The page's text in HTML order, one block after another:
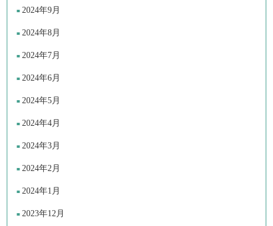
2024年9月
2024年8月
2024年7月
2024年6月
2024年5月
2024年4月
2024年3月
2024年2月
2024年1月
2023年12月